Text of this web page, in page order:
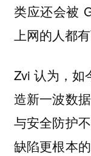
类应还会被
上网的人都
Zvi 认为，如
造新一波数
与安全防护
缺陷更根本